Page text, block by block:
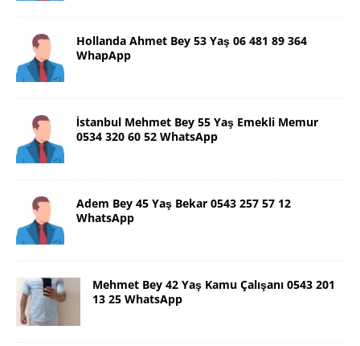
Hollanda Ahmet Bey 53 Yaş 06 481 89 364
WhapApp
İstanbul Mehmet Bey 55 Yaş Emekli Memur
0534 320 60 52 WhatsApp
Adem Bey 45 Yaş Bekar 0543 257 57 12
WhatsApp
Mehmet Bey 42 Yaş Kamu Çalışanı 0543 201
13 25 WhatsApp